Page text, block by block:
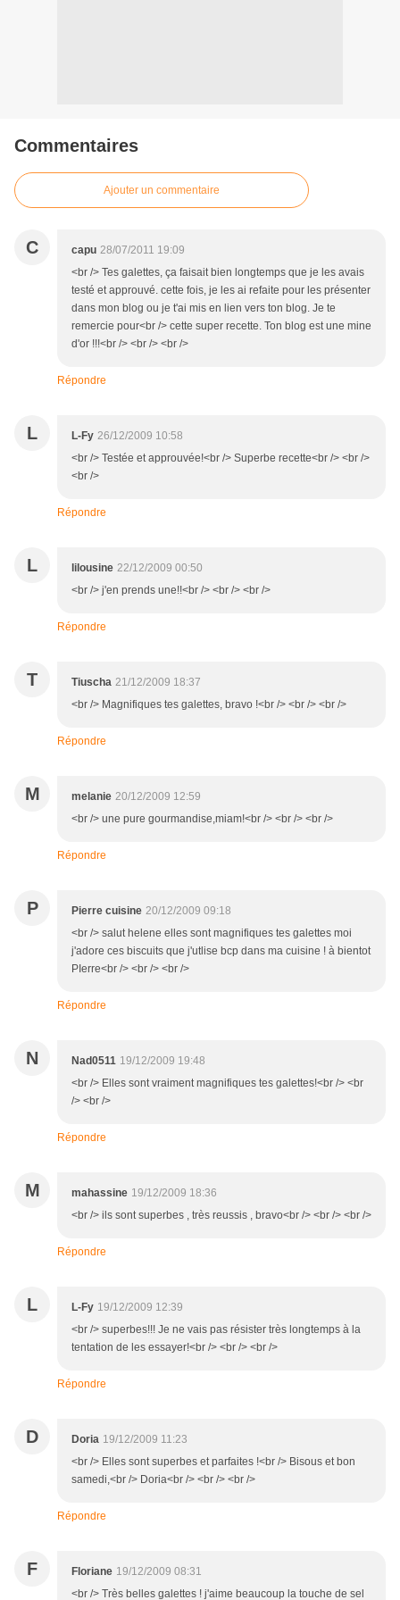
Commentaires
Ajouter un commentaire
C capu 28/07/2011 19:09
<br /> Tes galettes, ça faisait bien longtemps que je les avais
testé et approuvé. cette fois, je les ai refaite pour les présenter
dans mon blog ou je t'ai mis en lien vers ton blog. Je te
remercie pour<br /> cette super recette. Ton blog est une mine
d'or !!!<br /> <br /> <br />
Répondre
L L-Fy 26/12/2009 10:58
<br /> Testée et approuvée!<br /> Superbe recette<br /> <br />
<br />
Répondre
L lilousine 22/12/2009 00:50
<br /> j'en prends une!!<br /> <br /> <br />
Répondre
T Tiuscha 21/12/2009 18:37
<br /> Magnifiques tes galettes, bravo !<br /> <br /> <br />
Répondre
M melanie 20/12/2009 12:59
<br /> une pure gourmandise,miam!<br /> <br /> <br />
Répondre
P Pierre cuisine 20/12/2009 09:18
<br /> salut helene elles sont magnifiques tes galettes moi
j'adore ces biscuits que j'utlise bcp dans ma cuisine ! à bientot
PIerre<br /> <br /> <br />
Répondre
N Nad0511 19/12/2009 19:48
<br /> Elles sont vraiment magnifiques tes galettes!<br /> <br
/> <br />
Répondre
M mahassine 19/12/2009 18:36
<br /> ils sont superbes , très reussis , bravo<br /> <br /> <br />
Répondre
L L-Fy 19/12/2009 12:39
<br /> superbes!!! Je ne vais pas résister très longtemps à la
tentation de les essayer!<br /> <br /> <br />
Répondre
D Doria 19/12/2009 11:23
<br /> Elles sont superbes et parfaites !<br /> Bisous et bon
samedi,<br /> Doria<br /> <br /> <br />
Répondre
F Floriane 19/12/2009 08:31
<br /> Très belles galettes ! j'aime beaucoup la touche de sel